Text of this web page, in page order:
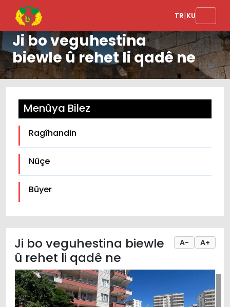
TR|KU
Ji bo veguhestina
biewle û rehet li qadê ne
Menûya Bilez
Ragîhandin
Nûçe
Bûyer
A- A+
Ji bo veguhestina biewle
û rehet li qadê ne